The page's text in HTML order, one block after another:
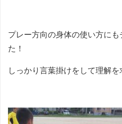
プレー方向の身体の使い方に
た！
しっかり言葉掛けをして理解を